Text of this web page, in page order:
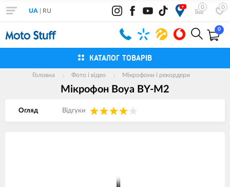
0 0
UA RU
0
КАТАЛОГ ТОВАРІВ
Головна Фото і відео Мікрофони і рекордери
Мікрофон Boya BY-M2
Огляд Вiдгуки